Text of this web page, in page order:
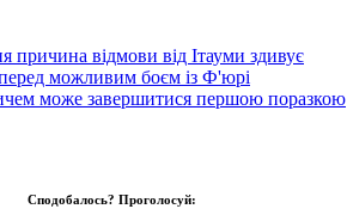
причина відмови від Ітауми здивує
можливим боєм із Ф'юрі
може завершитися першою поразкою
Сподобалось? Проголосуй: